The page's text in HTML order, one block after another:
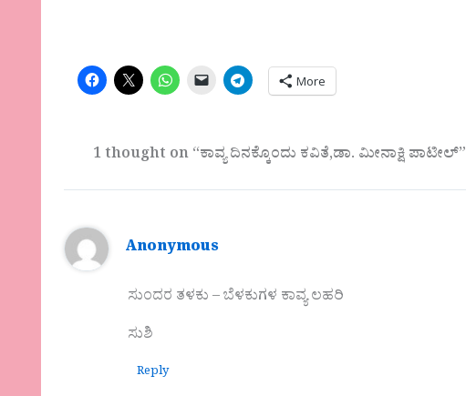
More
1 thought on “ಕಾವ್ಯ ದಿನಕ್ಕೊಂದು ಕವಿತೆ,ಡಾ. ಮೀನಾಕ್ಷಿ ಪಾಟೀಲ್”
Anonymous
ಸುಂದರ ತಳಕು – ಬೆಳಕುಗಳ ಕಾವ್ಯ ಲಹರಿ
ಸುಶಿ
Reply